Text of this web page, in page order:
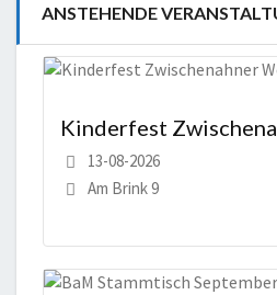
ANSTEHENDE
Kinderfest
13-08-2026
Am Brink 9